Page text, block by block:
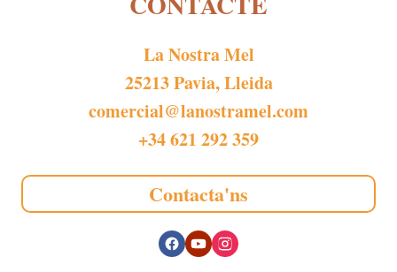
La Nostra Mel
25213 Pavia, Lleida
comercial@lanostramel.com
+34 621 292 359
Contacta'ns